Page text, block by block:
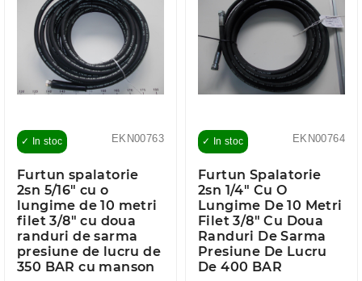
EKN00763
✓ In stoc
Furtun spalatorie
2sn 5/16" cu o
lungime de 10 metri
filet 3/8" cu doua
randuri de sarma
presiune de lucru de
350 BAR cu manson
EKN00764
✓ In stoc
Furtun Spalatorie
2sn 1/4" Cu O
Lungime De 10 Metri
Filet 3/8" Cu Doua
Randuri De Sarma
Presiune De Lucru
De 400 BAR